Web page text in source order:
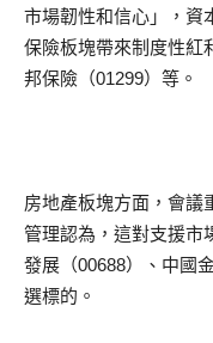
市場韌性和信心」，資
保險板塊帶來制度性紅
邦保險（01299）等。
房地產板塊方面，會議
管理認為，這對支援市
發展（00688）、中國
選標的。